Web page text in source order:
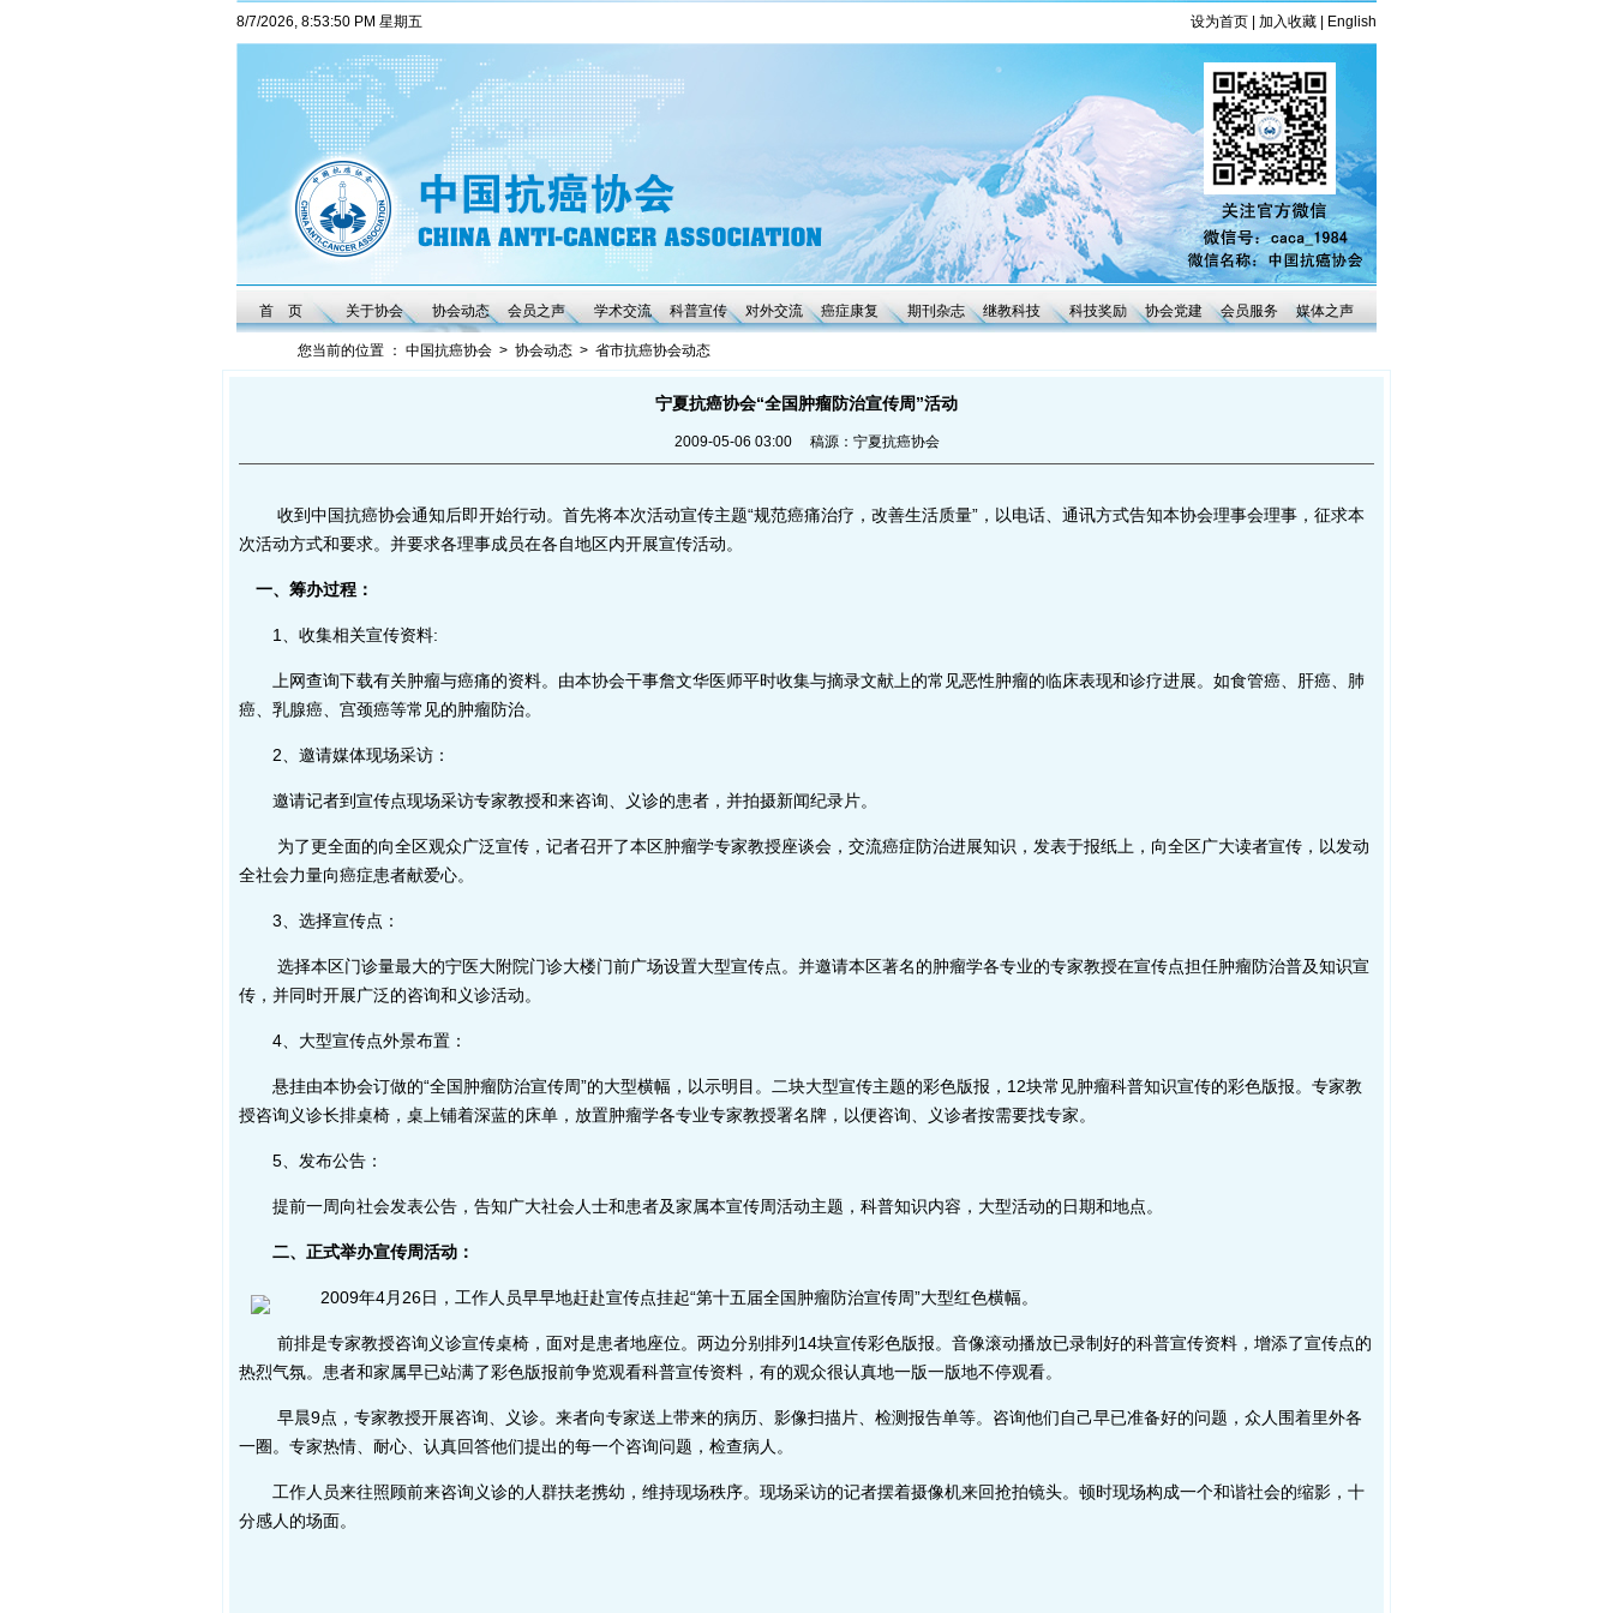
8/7/2026, 8:53:50 PM 星期五 设为首页 加入收藏 English
首 页 关于协会 协会动态 会员之声 学术交流 科普宣传 对外交流 癌症康复 期刊杂志 继教科技 科技奖励 协会党建 会员服务 媒体之声
您当前的位置 ： 中国抗癌协会 > 协会动态 > 省市抗癌协会动态
宁夏抗癌协会“全国肿瘤防治宣传周”活动
2009-05-06 03:00 稿源：宁夏抗癌协会
收到中国抗癌协会通知后即开始行动。首先将本次活动宣传主题“规范癌痛治疗，改善生活质量”，以电话、通讯方式告知本协会理事会理事，征求本
次活动方式和要求。并要求各理事成员在各自地区内开展宣传活动。
一、筹办过程：
1、收集相关宣传资料:
上网查询下载有关肿瘤与癌痛的资料。由本协会干事詹文华医师平时收集与摘录文献上的常见恶性肿瘤的临床表现和诊疗进展。如食管癌、肝癌、肺
癌、乳腺癌、宫颈癌等常见的肿瘤防治。
2、邀请媒体现场采访：
邀请记者到宣传点现场采访专家教授和来咨询、义诊的患者，并拍摄新闻纪录片。
为了更全面的向全区观众广泛宣传，记者召开了本区肿瘤学专家教授座谈会，交流癌症防治进展知识，发表于报纸上，向全区广大读者宣传，以发动
全社会力量向癌症患者献爱心。
3、选择宣传点：
选择本区门诊量最大的宁医大附院门诊大楼门前广场设置大型宣传点。并邀请本区著名的肿瘤学各专业的专家教授在宣传点担任肿瘤防治普及知识宣
传，并同时开展广泛的咨询和义诊活动。
4、大型宣传点外景布置：
悬挂由本协会订做的“全国肿瘤防治宣传周”的大型横幅，以示明目。二块大型宣传主题的彩色版报，12块常见肿瘤科普知识宣传的彩色版报。专家教
授咨询义诊长排桌椅，桌上铺着深蓝的床单，放置肿瘤学各专业专家教授署名牌，以便咨询、义诊者按需要找专家。
5、发布公告：
提前一周向社会发表公告，告知广大社会人士和患者及家属本宣传周活动主题，科普知识内容，大型活动的日期和地点。
二、正式举办宣传周活动：
2009年4月26日，工作人员早早地赶赴宣传点挂起“第十五届全国肿瘤防治宣传周”大型红色横幅。
前排是专家教授咨询义诊宣传桌椅，面对是患者地座位。两边分别排列14块宣传彩色版报。音像滚动播放已录制好的科普宣传资料，增添了宣传点的
热烈气氛。患者和家属早已站满了彩色版报前争览观看科普宣传资料，有的观众很认真地一版一版地不停观看。
早晨9点，专家教授开展咨询、义诊。来者向专家送上带来的病历、影像扫描片、检测报告单等。咨询他们自己早已准备好的问题，众人围着里外各
一圈。专家热情、耐心、认真回答他们提出的每一个咨询问题，检查病人。
工作人员来往照顾前来咨询义诊的人群扶老携幼，维持现场秩序。现场采访的记者摆着摄像机来回抢拍镜头。顿时现场构成一个和谐社会的缩影，十
分感人的场面。